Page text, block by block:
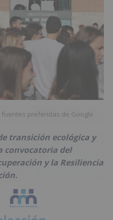
fuentes preferidas de Google
transición ecológica y
convocatoria del
y la Resiliencia